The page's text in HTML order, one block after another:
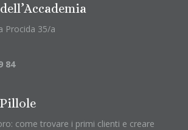
Procida 35/a
84
come trovare i primi clienti e creare